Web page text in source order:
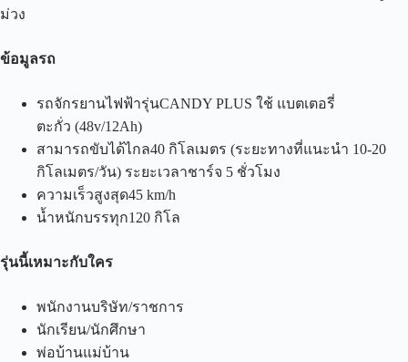
ม่วง
ข้อมูลรถ
รถจักรยานไฟฟ้ารุ่นCANDY PLUS ใช้ แบตเตอรี่
ตะกั่ว (48v/12Ah)
สามารถขับได้ไกล40 กิโลเมตร (ระยะทางที่แนะนำ 10-20
กิโลเมตร/วัน) ระยะเวลาชาร์จ 5 ชั่วโมง
ความเร็วสูงสุด45 km/h
น้ำหนักบรรทุก120 กิโล
รุ่นนี้เหมาะกับใคร
พนักงานบริษัท/ราชการ
นักเรียน/นักศึกษา
พ่อบ้านแม่บ้าน